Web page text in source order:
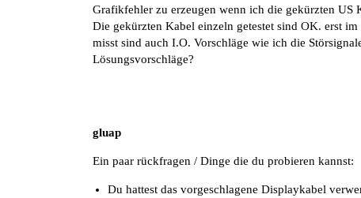
Grafikfehler zu erzeugen wenn ich die gekürzten US
Die gekürzten Kabel einzeln getestet sind OK. erst
misst sind auch I.O. Vorschläge wie ich die
Lösungsvorschläge?
gluap
Ein paar rückfragen / Dinge die du probieren kannst:
Du hattest das vorgeschlagene Displaykabel